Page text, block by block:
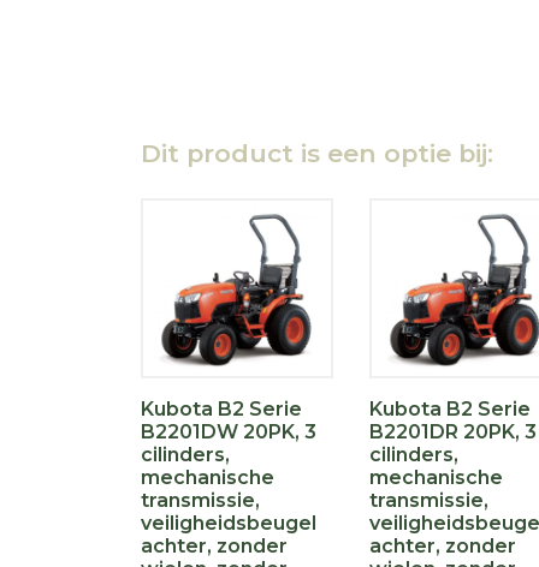
Dit product is een optie bij:
Kubota B2 Serie
B2201DW 20PK, 3
cilinders,
mechanische
transmissie,
veiligheidsbeugel
achter, zonder
Kubota B2 Serie
B2201DR 20PK, 3
cilinders,
mechanische
transmissie,
achter, zonder